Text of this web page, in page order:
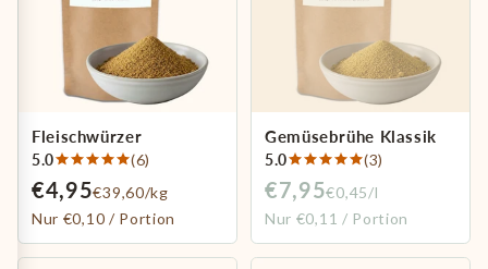
Fleischwürzer
5.0 (6)
€4,95€39,60/kg
Nur €0,10 / Portion
Gemüsebrühe Klassik
5.0 (3)
€7,95€0,45/l
Nur €0,11 / Portion